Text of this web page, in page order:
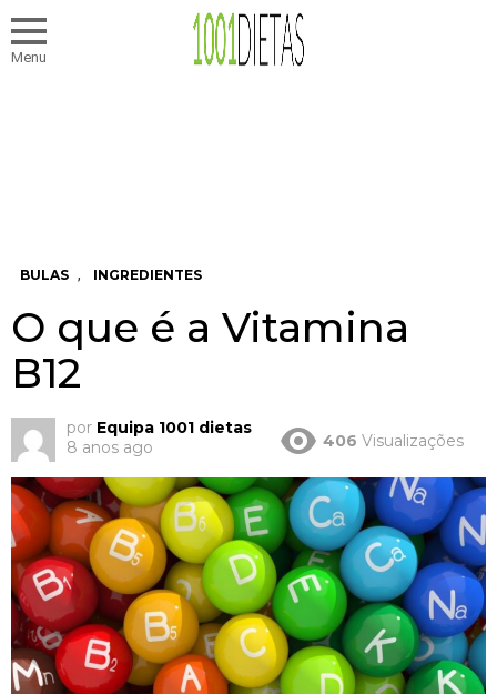
Menu
BULAS , INGREDIENTES
O que é a Vitamina
B12
por Equipa 1001 dietas
8 anos ago
406 Visualizações